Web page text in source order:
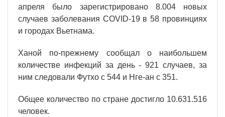
апреля было зарегистрировано 8.004 новых
случаев заболевания COVID-19 в 58 провинциях
и городах Вьетнама.
Ханой по-прежнему сообщал о наибольшем
количестве инфекций за день - 921 случаев, за
ним следовали Футхо с 544 и Нге-ан с 351.
Общее количество по стране достигло 10.631.516
человек.